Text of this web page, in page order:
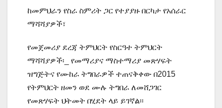
ከመምህራን የስራ ስምሪት ጋር የተያያዙ በርካታ የአሰራር
ማሻሻያዎች፣
የመጀመሪያ ደረጃ ትምህርት የስርዓተ ትምህርት
ማሻሻያዎች፡_ የመማሪያና ማስተማሪያ መጽሃፍት
ዝግጅትና የሙከራ ትግበራዎች ተጠናቅቀው በ2015
የትምህርት ዘመን ወደ ሙሉ ትግበራ ለመሸጋገር
የመጽሃፍት ህትመት በሂደት ላይ ይገኛል፡፡